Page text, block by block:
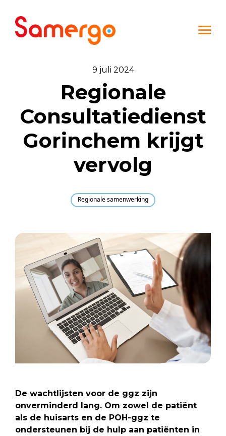
9 juli 2024
Regionale
Consultatiedienst
Gorinchem krijgt
vervolg
Regionale samenwerking
De wachtlijsten voor de ggz zijn
onverminderd lang. Om zowel de patiënt
als de huisarts en de POH-ggz te
ondersteunen bij de hulp aan patiënten in